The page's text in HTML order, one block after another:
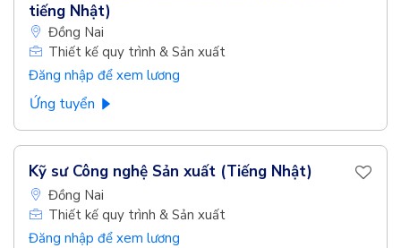
tiếng Nhật)
Đồng Nai
Thiết kế quy trình & Sản xuất
Đăng nhập để xem lương
Ứng tuyển
Kỹ sư Công nghệ Sản xuất (Tiếng Nhật)
Đồng Nai
Thiết kế quy trình & Sản xuất
Đăng nhập để xem lương